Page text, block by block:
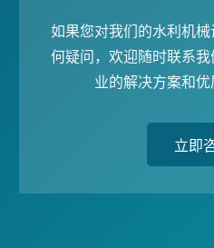
如果您对我们的水利机
何疑问，欢迎随时联系
业的解决方案和优
立即